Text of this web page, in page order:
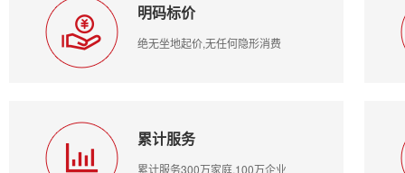
明码标价
绝无坐地起价,无任何隐形消费
累计服务
累计服务300万家庭,100万企业